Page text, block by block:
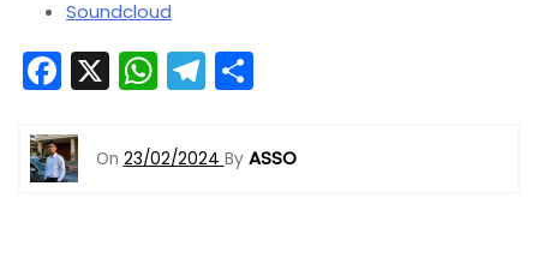
Soundcloud
F
a
c
e
X W
h
a
ts
T
el
e
gr
ar
On 23/02/2024 By ASSO